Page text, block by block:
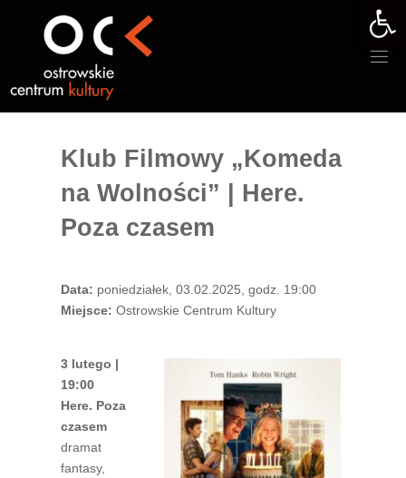
Klub Filmowy „Komeda
na Wolności” | Here.
Poza czasem
Data: poniedziałek, 03.02.2025, godz. 19:00
Miejsce: Ostrowskie Centrum Kultury
3 lutego |
19:00
Here. Poza
czasem
dramat
fantasy,